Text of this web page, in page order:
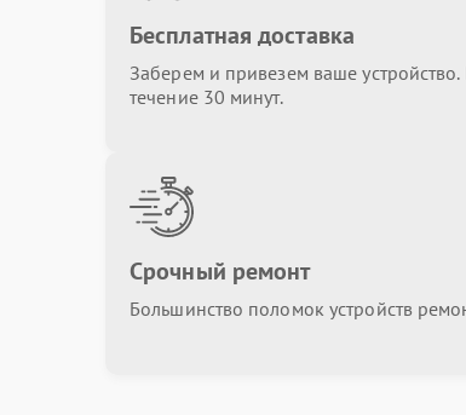
Бесплатная доставка
Заберем и привезем ваше устройство.
течение 30 минут.
Срочный ремонт
Большинство поломок устройств